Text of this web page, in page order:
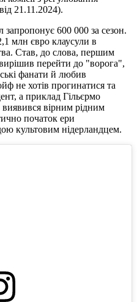
21.11.2024).
600 000 за сезон.
млн євро клаусули в
Cтав, до слова, першим
перейти до "ворога",
фанати й любив
не хотів прогинатися та
а приклад Гільєрмо
вірним рідним
початок ери
культовим нідерландцем.